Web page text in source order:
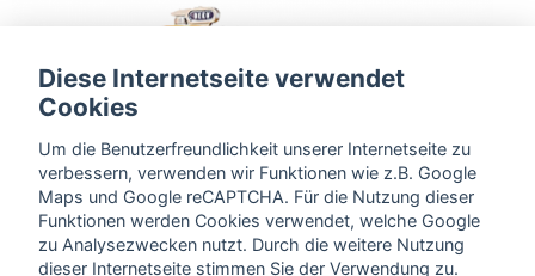
Diese Internetseite verwendet
Cookies
Um die Benutzerfreundlichkeit unserer Internetseite zu
verbessern, verwenden wir Funktionen wie z.B. Google
Maps und Google reCAPTCHA. Für die Nutzung dieser
Funktionen werden Cookies verwendet, welche Google
zu Analysezwecken nutzt. Durch die weitere Nutzung
dieser Internetseite stimmen Sie der Verwendung zu.